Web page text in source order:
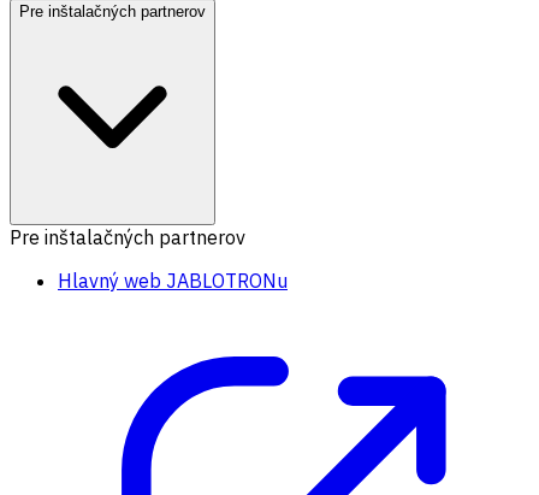
Pre inštalačných partnerov
Pre inštalačných partnerov
Hlavný web JABLOTRONu